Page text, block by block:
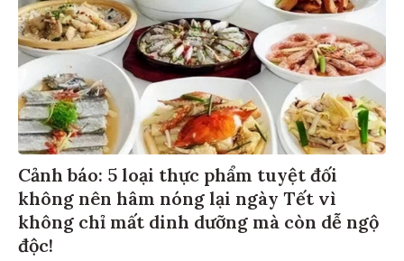
Cảnh báo: 5 loại thực phẩm tuyệt đối
không nên hâm nóng lại ngày Tết vì
không chỉ mất dinh dưỡng mà còn dễ ngộ
độc!